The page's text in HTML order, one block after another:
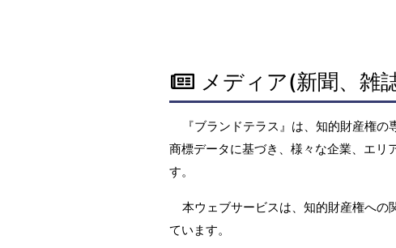
メディア(新聞、雑
『ブランドテラス』は、知的財産権
商標データに基づき、様々な企業、エ
す。
本ウェブサービスは、知的財産権への
ています。